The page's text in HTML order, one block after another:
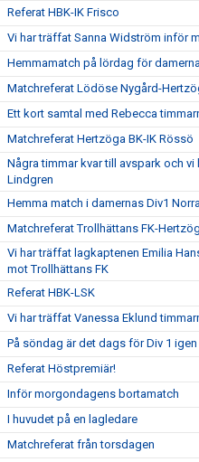
Referat HBK-IK Frisco
Vi har träffat Sanna Widström inför
Hemmamatch på lördag för
Matchreferat Lödöse Nygård-
Ett kort samtal med Rebecca
Matchreferat Hertzöga BK-IK Rössö
Några timmar kvar till avspark och vi
Lindgren
Hemma match i damernas Div1
Matchreferat Trollhättans FK-
Vi har träffat lagkaptenen Emilia
mot Trollhättans FK
Referat HBK-LSK
Vi har träffat Vanessa Eklund
På söndag är det dags för Div 1 igen
Referat Höstpremiär!
Inför morgondagens bortamatch
I huvudet på en lagledare
Matchreferat från torsdagen